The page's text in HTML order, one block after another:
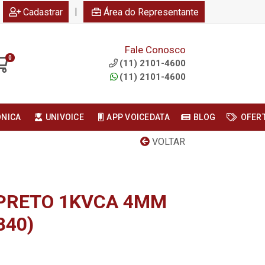
Cadastrar | Área do Representante
0
Fale Conosco
(11) 2101-4600
(11) 2101-4600
UNIVOICE APP VOICEDATA BLOG
VOLTAR
1KVCA 4MM